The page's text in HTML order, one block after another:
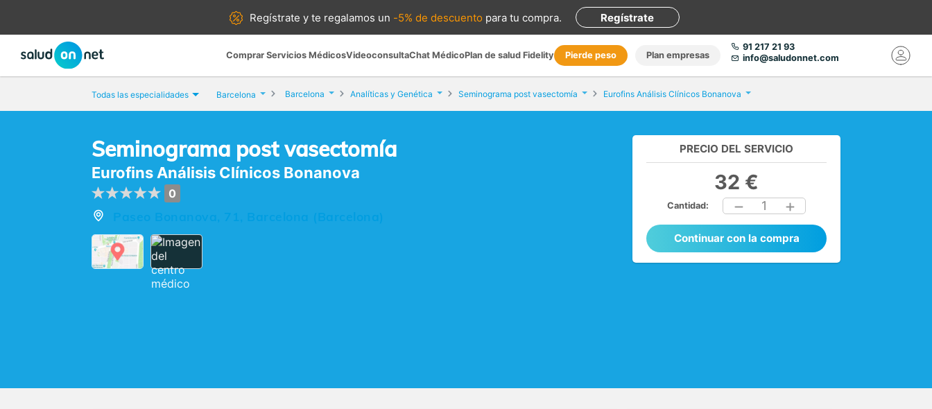
Regístrate yte regalamos un -5% de descuento para tu compra. Regístrate
Comprar Servicios MédicosVideoconsultaChat MédicoPlan de salud Fidelity Pierde peso Plan empresas
91 217 21 93
info@saludonnet.com
Todas las especialidades Barcelona Barcelona Analíticas y Genética Seminograma post vasectomía Eurofins Análisis Clínicos Bonanova
Seminograma post vasectomía
Eurofins Análisis Clínicos Bonanova
0
Paseo Bonanova, 71, Barcelona (Barcelona)
PRECIO DEL SERVICIO
32 €
Cantidad: 1
Continuar con la compra